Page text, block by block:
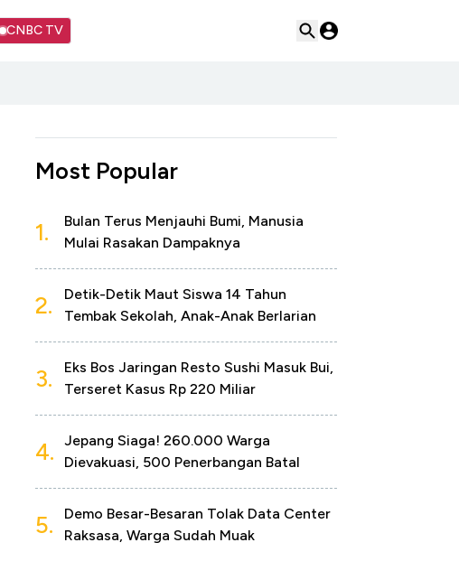
CNBC TV
Most Popular
1.
Bulan Terus Menjauhi Bumi, Manusia
Mulai Rasakan Dampaknya
2.
Detik-Detik Maut Siswa 14 Tahun
Tembak Sekolah, Anak-Anak Berlarian
3.
Eks Bos Jaringan Resto Sushi Masuk Bui,
Terseret Kasus Rp 220 Miliar
4.
Jepang Siaga! 260.000 Warga
Dievakuasi, 500 Penerbangan Batal
5.
Demo Besar-Besaran Tolak Data Center
Raksasa, Warga Sudah Muak